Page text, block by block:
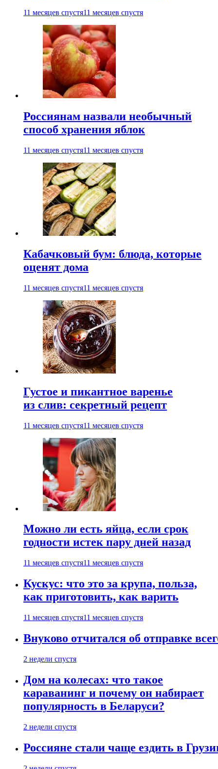
11 месяцев спустя11 месяцев спустя
Россиянам назвали необычный
способ хранения яблок
11 месяцев спустя11 месяцев спустя
Кабачковый бум: блюда, которые
оценят дома
11 месяцев спустя11 месяцев спустя
Густое и пикантное варенье
из слив: секретный рецепт
11 месяцев спустя11 месяцев спустя
Можно ли есть яйца, если срок
годности истек пару дней назад
11 месяцев спустя11 месяцев спустя
Кускус: что это за крупа, польза,
как приготовить, как варить
11 месяцев спустя11 месяцев спустя
Внуково отчитался об отправке
2 недели спустя
Дом на колесах: что такое
караванинг и почему он набирает
популярность в Беларуси?
2 недели спустя
Россияне стали чаще ездить в